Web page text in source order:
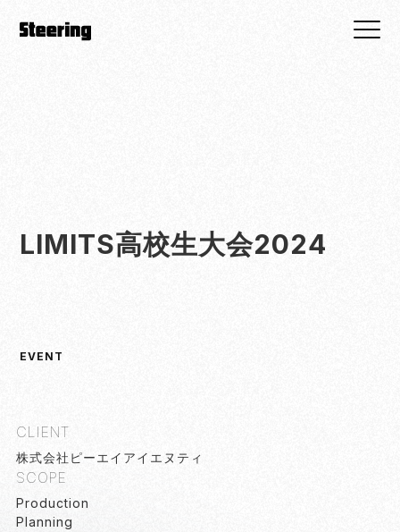
LIMITS高校生大会2024
EVENT
CLIENT
株式会社ピーエイアイエヌティ
SCOPE
Production
Planning